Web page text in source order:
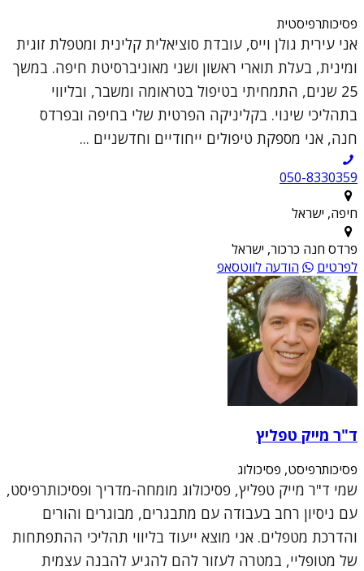
פסיכותרפיסטית
אני עירית גולן וייס, עובדת סוציאלית קלינית ומטפלת זוגית
ומינית, בעלת תוארי ראשון ושני מאוניברסיטת חיפה. במשך
25 שנים, התמחיתי בטיפול בטראומה ומשבר, ובליווי
בתהליכי שינוי. בקליניקה הפרטית שלי בחיפה ובפרדס
חנה, אני מספקת טיפולים ייחודיים וחדשניים ...
050-8330359
חיפה, ישראל
פרדס חנה כרכור, ישראל
לפרטים
הודעה לווטסאפ
ד"ר מייק טפליץ
פסיכותרפיסט, פסיכולוג
שמי ד"ר מייק טפליץ, פסיכולוג מומחה-מדריך ופסיכותרפיסט,
עם ניסיון רחב בעבודה עם מתבגרים, מבוגרים והורים
והדרכת מטפלים. אני מוצא ייעוד בליווי תהליכי ההתפתחות
של מטופליי, במטרה לעזור להם להגיע להבנה עצמית